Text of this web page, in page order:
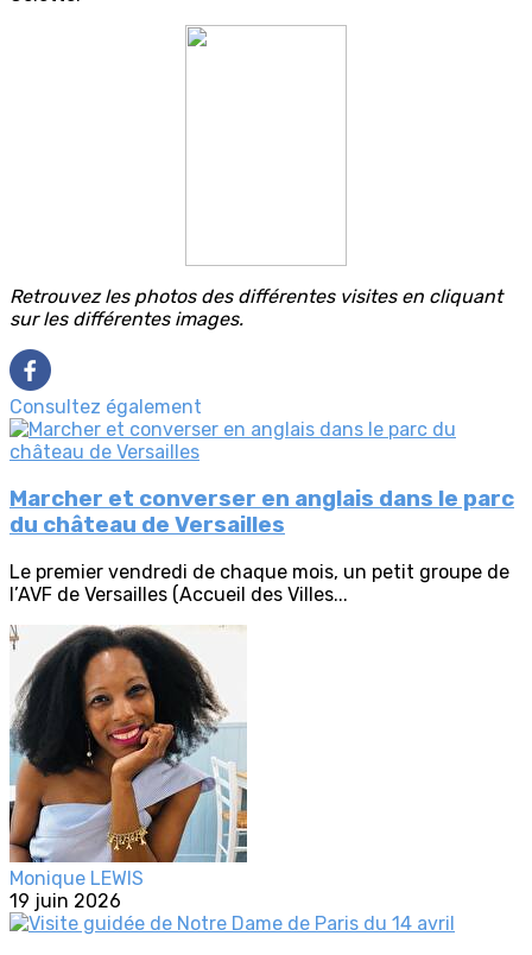
Retrouvez les photos des différentes visites en cliquant
sur les différentes images.
Consultez également
Marcher et converser en anglais dans le parc
du château de Versailles
Le premier vendredi de chaque mois, un petit groupe de
l’AVF de Versailles (Accueil des Villes...
Monique LEWIS
19 juin 2026